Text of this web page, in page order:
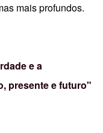
mais profundos.
e a
presente e futuro"